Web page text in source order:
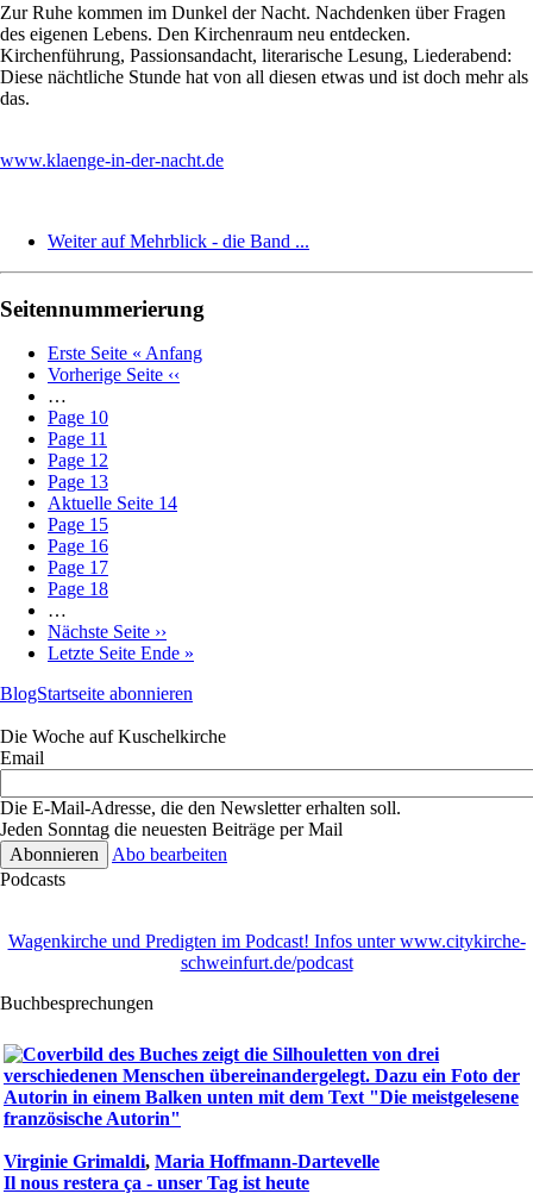
Zur Ruhe kommen im Dunkel der Nacht. Nachdenken über Fragen
des eigenen Lebens. Den Kirchenraum neu entdecken.
Kirchenführung, Passionsandacht, literarische Lesung, Liederabend:
Diese nächtliche Stunde hat von all diesen etwas und ist doch mehr als
das.
www.klaenge-in-der-nacht.de
Weiter auf Mehrblick - die Band ...
Seitennummerierung
Erste Seite « Anfang
Vorherige Seite ‹‹
…
Page 10
Page 11
Page 12
Page 13
Aktuelle Seite 14
Page 15
Page 16
Page 17
Page 18
…
Nächste Seite ››
Letzte Seite Ende »
BlogStartseite abonnieren
Die Woche auf Kuschelkirche
Email
Die E-Mail-Adresse, die den Newsletter erhalten soll.
Jeden Sonntag die neuesten Beiträge per Mail
Abo bearbeiten
Podcasts
Wagenkirche und Predigten im Podcast! Infos unter www.citykirche-
schweinfurt.de/podcast
Buchbesprechungen
Virginie Grimaldi, Maria Hoffmann-Dartevelle
Il nous restera ça - unser Tag ist heute